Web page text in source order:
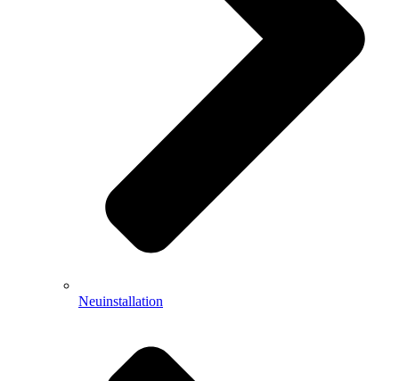
Neuinstallation